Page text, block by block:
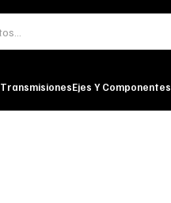
TransmisionesEjes Y Componentes